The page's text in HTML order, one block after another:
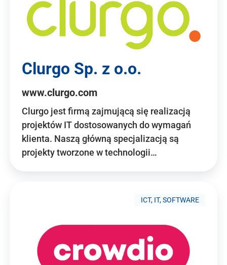
Clurgo Sp. z o.o.
www.clurgo.com
Clurgo jest firmą zajmującą się realizacją
projektów IT dostosowanych do wymagań
klienta. Naszą główną specjalizacją są
projekty tworzone w technologii…
ICT, IT, SOFTWARE